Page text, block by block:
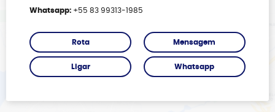
Whatsapp:+55 83 99313-1985
Rota Mensagem
Ligar Whatsapp